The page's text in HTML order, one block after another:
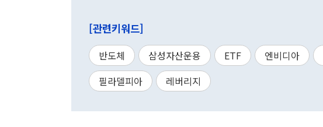
[관련키워드]
반도체 삼성자산운용 ETF 엔비디아
필라델피아
레버리지